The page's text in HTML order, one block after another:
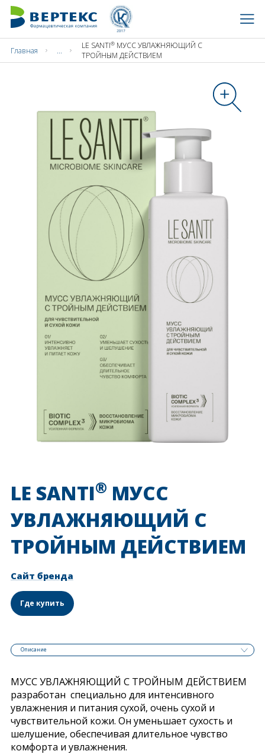
Главная ... LE SANTI®МУСС УВЛАЖНЯЮЩИЙ С
ТРОЙНЫМ ДЕЙСТВИЕМ
LE SANTI® МУСС
УВЛАЖНЯЮЩИЙ С
ТРОЙНЫМ ДЕЙСТВИЕМ
Сайт бренда
Где купить
Описание
МУСС УВЛАЖНЯЮЩИЙ С ТРОЙНЫМ ДЕЙСТВИЕМ
разработан специально для интенсивного
увлажнения и питания сухой, очень сухой и
чувствительной кожи. Он уменьшает сухость и
шелушение, обеспечивая длительное чувство
комфорта и увлажнения.